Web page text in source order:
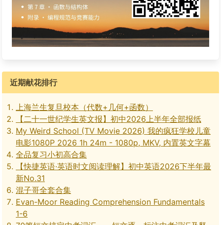
近期献花排行
上海兰生复旦校本（代数+几何+函数）
【二十一世纪学生英文报】初中2026上半年全部报纸
My Weird School (TV Movie 2026) 我的疯狂学校儿童
电影1080P 2026 1h 24m - 1080p, MKV, 内置英文字幕
全品复习小初高合集
【快捷英语·英语时文阅读理解】初中英语2026下半年最
新No.31
混子哥全套合集
Evan-Moor Reading Comprehension Fundamentals
1-6